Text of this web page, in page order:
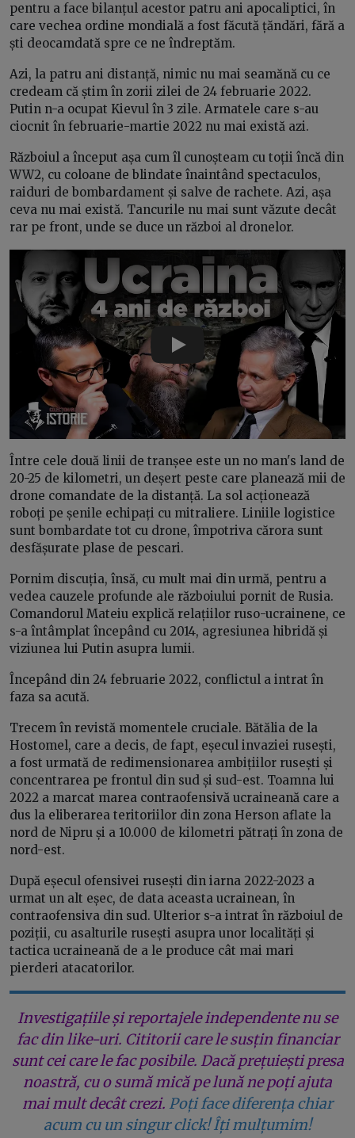
pentru a face bilanțul acestor patru ani apocaliptici, în
care vechea ordine mondială a fost făcută țăndări, fără a
ști deocamdată spre ce ne îndreptăm.
Azi, la patru ani distanță, nimic nu mai seamănă cu ce
credeam că știm în zorii zilei de 24 februarie 2022.
Putin n-a ocupat Kievul în 3 zile. Armatele care s-au
ciocnit în februarie-martie 2022 nu mai există azi.
Războiul a început așa cum îl cunoșteam cu toții încă din
WW2, cu coloane de blindate înaintând spectaculos,
raiduri de bombardament și salve de rachete. Azi, așa
ceva nu mai există. Tancurile nu mai sunt văzute decât
rar pe front, unde se duce un război al dronelor.
Play
Între cele două linii de tranșee este un no man's land de
20-25 de kilometri, un deșert peste care planează mii de
drone comandate de la distanță. La sol acționează
roboți pe șenile echipați cu mitraliere. Liniile logistice
sunt bombardate tot cu drone, împotriva cărora sunt
desfășurate plase de pescari.
Pornim discuția, însă, cu mult mai din urmă, pentru a
vedea cauzele profunde ale războiului pornit de Rusia.
Comandorul Mateiu explică relațiilor ruso-ucrainene, ce
s-a întâmplat începând cu 2014, agresiunea hibridă și
viziunea lui Putin asupra lumii.
Începând din 24 februarie 2022, conflictul a intrat în
faza sa acută.
Trecem în revistă momentele cruciale. Bătălia de la
Hostomel, care a decis, de fapt, eșecul invaziei rusești,
a fost urmată de redimensionarea ambițiilor rusești și
concentrarea pe frontul din sud și sud-est. Toamna lui
2022 a marcat marea contraofensivă ucraineană care a
dus la eliberarea teritoriilor din zona Herson aflate la
nord de Nipru și a 10.000 de kilometri pătrați în zona de
nord-est.
După eșecul ofensivei rusești din iarna 2022-2023 a
urmat un alt eșec, de data aceasta ucrainean, în
contraofensiva din sud. Ulterior s-a intrat în războiul de
poziții, cu asalturile rusești asupra unor localități și
tactica ucraineană de a le produce cât mai mari
pierderi atacatorilor.
Investigațiile și reportajele independente nu se
fac din like-uri. Cititorii care le susțin financiar
sunt cei care le fac posibile. Dacă prețuiești presa
noastră, cu o sumă mică pe lună ne poți ajuta
mai mult decât crezi. Poți face diferența chiar
acum cu un singur click! Îți mulțumim!